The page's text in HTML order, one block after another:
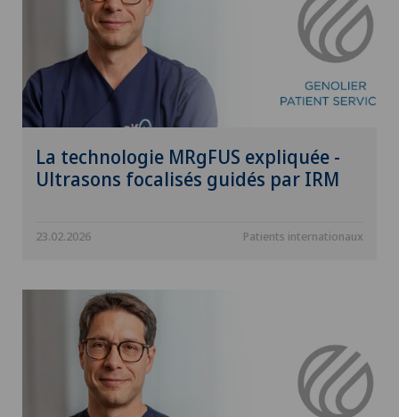
La technologie MRgFUS expliquée -
Ultrasons focalisés guidés par IRM
23.02.2026 Patients internationaux